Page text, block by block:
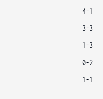
4-1
3-3
1-3
0-2
1-1